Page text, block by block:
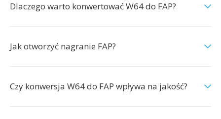
Dlaczego warto konwertować W64 do FAP?
Jak otworzyć nagranie FAP?
Czy konwersja W64 do FAP wpływa na jakość?